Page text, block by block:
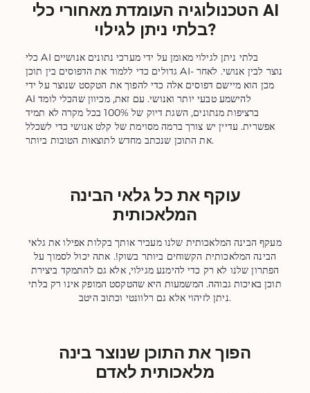
הטכנולוגיה העומדת מאחורי כלי AI
בלתי ניתן לגילוי?
כלי AI בלתי ניתן לגילוי מאומן על ידי מערכי נתונים אנושיים
גדולים כדי ללמוד את הדפוסים בין תוכן AI- נוצר לבין אנושי. לאחר
מכן הוא מיישם דפוסים אלה כדי להפוך את הטקסט שנוצר על ידי
AI להישמע טבעי יותר ואנושי. עם זאת, מכיוון שהכלי לומד
ברציפות מנתונים, השגת דיוק של 100% בכל מקרה לא תמיד
אפשרית. עדיין יש צורך ברמה מסוימת של קלט אנושי כדי לשכלל
את התוכן שנכתב מחדש לתוצאות הטובות ביותר.
עוקף את כל גלאי הבינה
המלאכותית
מעקף הבינה המלאכותית שלנו מעביר אותך בקלות אפילו את גלאי
הבינה המלאכותית הקשוחים ביותר בשוק!. אתה יכול לסמוך על
הפתרון שלנו לא רק כדי להימנע מגילוי, אלא גם להתמקד ביצירת
תוכן באיכות גבוהה. המשמעות היא שהטקסט המופק אינו רק בלתי
ניתן לזיהוי אלא גם רלוונטי וכתוב היטב.
הפוך את התוכן שנוצר בינה
מלאכותית לאדם